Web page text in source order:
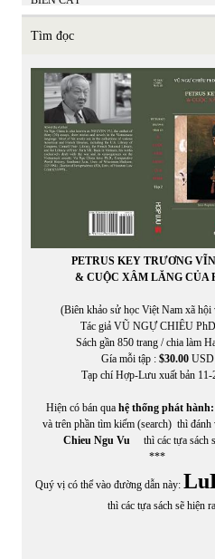
BÌNH ĐỊA MỘC
Bồ Tùng Linh
Bruno Corty
Bùi Hoàng Linh
BÙI HOẰNG VỊ
BÙI NGỌC KHÔI
Bùi Ngọc Khôi chuyển ngữ
Bùi Thanh Xuân
BÙI VĨNH PHÚC
Tìm đọc
PETRUS KEY TRƯƠNG
& CUỘC XÂM LĂNG CỦA
(Biên khảo sử học Việt Nam xã hội
Tác giả VŨ NGỰ CHIÊU
Sách gần 850 trang / chia làm
Gía mỗi tập : $30.00USD
Tạp chí Hợp-Lưu xuất bản 11-
Hiện có bán qua hệ thống phát hành:
và trên phần tìm kiếm (search) thì đánh
Chieu Ngu Vu thì các tựa sách
***
Quý vị có thể vào đường dẫn này:
thì các tựa sách sẽ hiện ra.